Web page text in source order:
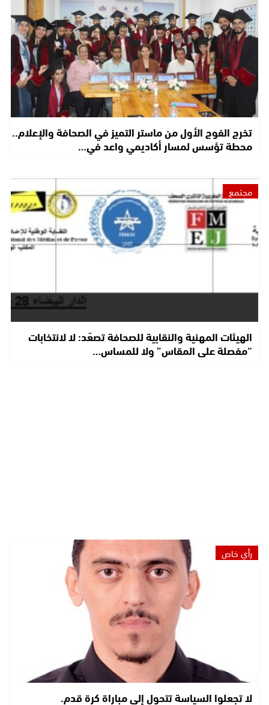
تخرج الفوج الأول من ماستر التميز في الصحافة والإعلام..
محطة تؤسس لمسار أكاديمي واعد في…
مجتمع
الهيئات المهنية والنقابية للصحافة تصعّد: لا لانتخابات
“مفصلة على المقاس” ولا للمساس…
رأي خاص
لا تجعلوا السياسة تتحول إلى مباراة كرة قدم.